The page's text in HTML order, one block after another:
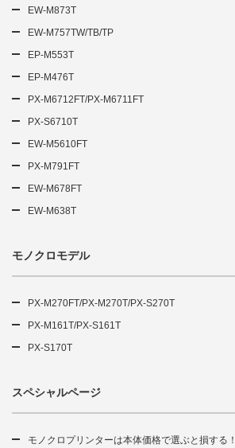
EW-M873T
EW-M757TW/TB/TP
EP-M553T
EP-M476T
PX-M6712FT/PX-M6711FT
PX-S6710T
EW-M5610FT
PX-M791FT
EW-M678FT
EW-M638T
モノクロモデル
PX-M270FT/PX-M270T/PX-S270T
PX-M161T/PX-S161T
PX-S170T
スペシャルページ
モノクロプリンターは本体価格で選ぶと損する